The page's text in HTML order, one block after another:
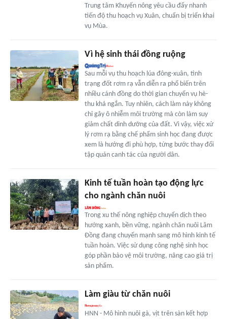
Trung tâm Khuyến nông yêu cầu đẩy nhanh
tiến độ thu hoạch vụ Xuân, chuẩn bị triển khai
vụ Mùa.
Vì hệ sinh thái đồng ruộng
Sau mỗi vụ thu hoạch lúa đông-xuân, tình
trạng đốt rơm rạ vẫn diễn ra phổ biến trên
nhiều cánh đồng do thời gian chuyển vụ hè-
thu khá ngắn. Tuy nhiên, cách làm này không
chỉ gây ô nhiễm môi trường mà còn làm suy
giảm chất dinh dưỡng của đất. Vì vậy, việc xử
lý rơm rạ bằng chế phẩm sinh học đang được
xem là hướng đi phù hợp, từng bước thay đổi
tập quán canh tác của người dân.
Kinh tế tuần hoàn tạo động lực
cho ngành chăn nuôi
Trong xu thế nông nghiệp chuyển dịch theo
hướng xanh, bền vững, ngành chăn nuôi Lâm
Đồng đang chuyển mạnh sang mô hình kinh tế
tuần hoàn. Việc sử dụng công nghệ sinh học
góp phần bảo vệ môi trường, nâng cao giá trị
sản phẩm.
Làm giàu từ chăn nuôi
HNN - Mô hình nuôi gà, vịt trên sàn kết hợp